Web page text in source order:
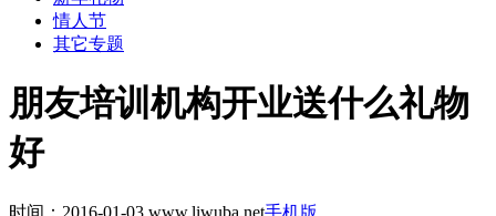
情人节
其它专题
朋友培训机构开业送什么礼物
好
时间：2016-01-03 www.liwuba.net手机版